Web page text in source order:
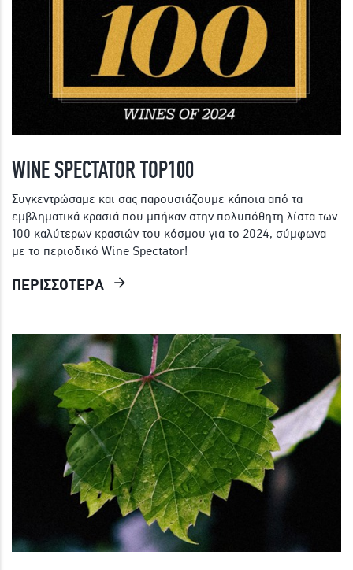
WINE SPECTATOR TOP100
Συγκεντρώσαμε και σας παρουσιάζουμε κάποια από τα
εμβληματικά κρασιά που μπήκαν στην πολυπόθητη λίστα των
100 καλύτερων κρασιών του κόσμου για το 2024, σύμφωνα
με το περιοδικό Wine Spectator!
ΠΕΡΙΣΣΟΤΕΡΑ